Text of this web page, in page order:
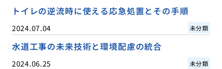
トイレの逆流時に使える応急処置とその手順
2024.07.04 未分類
水道工事の未来技術と環境配慮の統合
2024.06.25 未分類